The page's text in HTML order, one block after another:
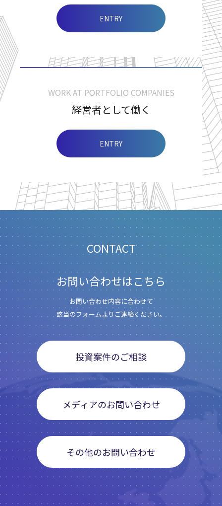
ENTRY
WORK AT PORTFOLIO COMPANIES
経営者として働く
ENTRY
CONTACT
お問い合わせはこちら
お問い合わせ内容に合わせて
該当のフォームよりご連絡ください。
投資案件のご相談
メディアのお問い合わせ
その他のお問い合わせ